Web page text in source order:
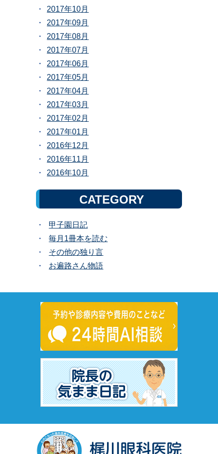
2017年10月
2017年09月
2017年08月
2017年07月
2017年06月
2017年05月
2017年04月
2017年03月
2017年02月
2017年01月
2016年12月
2016年11月
2016年10月
CATEGORY
甲子園日記
毎月1冊本を読む
その他の独り言
お遍路さん物語